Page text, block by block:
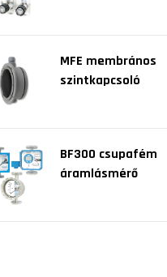
MFE membrános
szintkapcsoló
BF300 csupafém
áramlásmérő